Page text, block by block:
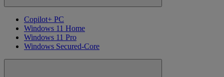
Copilot+ PC
Windows 11 Home
Windows 11 Pro
Windows Secured-Core